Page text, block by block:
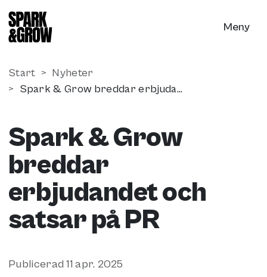
Till innehåll på sidan
Meny
Start
Nyheter
Spark & Grow breddar erbjudandet och satsar på PR
Spark & Grow
breddar
erbjudandet och
satsar på PR
Publicerad 11 apr. 2025